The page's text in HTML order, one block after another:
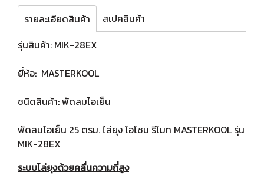
รายละเอียดสินค้า
สเปคสินค้า
รุ่นสินค้า: MIK-28EX
ยี่ห้อ: MASTERKOOL
ชนิดสินค้า: พัดลมไอเย็น
พัดลมไอเย็น 25 ตรม. ไล่ยุง โอโซน รีโมท MASTERKOOL รุ่น
MIK-28EX
ระบบไล่ยุงด้วยคลื่นความถี่สูง